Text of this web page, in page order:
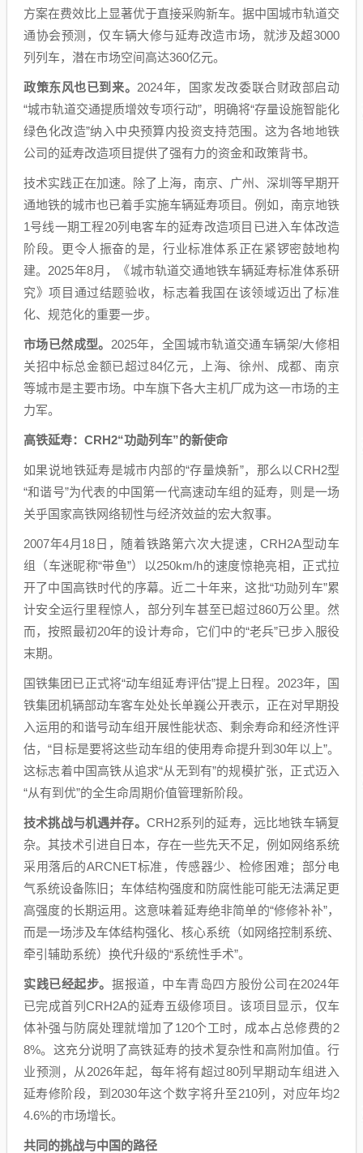
方案在费效比上显著优于直接采购新车。据中国城市轨道交
通协会预测，仅车辆大修与延寿改造市场，就涉及超3000
列列车，潜在市场空间高达360亿元。
政策东风也已到来。 2024年，国家发改委联合财政部启动
“城市轨道交通提质增效专项行动”，明确将“存量设施智能化
绿色化改造”纳入中央预算内投资支持范围。这为各地地铁
公司的延寿改造项目提供了强有力的资金和政策背书。
技术实践正在加速。除了上海，南京、广州、深圳等早期开
通地铁的城市也已着手实施车辆延寿项目。例如，南京地铁
1号线一期工程20列电客车的延寿改造项目已进入车体改造
阶段。更令人振奋的是，行业标准体系正在紧锣密鼓地构
建。2025年8月，《城市轨道交通地铁车辆延寿标准体系研
究》项目通过结题验收，标志着我国在该领域迈出了标准
化、规范化的重要一步。
市场已然成型。 2025年，全国城市轨道交通车辆架/大修相
关招中标总金额已超过84亿元，上海、徐州、成都、南京
等城市是主要市场。中车旗下各大主机厂成为这一市场的主
力军。
高铁延寿：CRH2“功勋列车”的新使命
如果说地铁延寿是城市内部的“存量焕新”，那么以CRH2型
“和谐号”为代表的中国第一代高速动车组的延寿，则是一场
关乎国家高铁网络韧性与经济效益的宏大叙事。
2007年4月18日，随着铁路第六次大提速，CRH2A型动车
组（车迷昵称“带鱼”）以250km/h的速度惊艳亮相，正式拉
开了中国高铁时代的序幕。近二十年来，这批“功勋列车”累
计安全运行里程惊人，部分列车甚至已超过860万公里。然
而，按照最初20年的设计寿命，它们中的“老兵”已步入服役
末期。
国铁集团已正式将“动车组延寿评估”提上日程。2023年，国
铁集团机辆部动车客车处处长单巍公开表示，正在对早期投
入运用的和谐号动车组开展性能状态、剩余寿命和经济性评
估，“目标是要将这些动车组的使用寿命提升到30年以上”。
这标志着中国高铁从追求“从无到有”的规模扩张，正式迈入
“从有到优”的全生命周期价值管理新阶段。
技术挑战与机遇并存。 CRH2系列的延寿，远比地铁车辆复
杂。其技术引进自日本，存在一些先天不足，例如网络系统
采用落后的ARCNET标准，传感器少、检修困难；部分电
气系统设备陈旧；车体结构强度和防腐性能可能无法满足更
高强度的长期运用。这意味着延寿绝非简单的“修修补补”，
而是一场涉及车体结构强化、核心系统（如网络控制系统、
牵引辅助系统）换代升级的“系统性手术”。
实践已经起步。 据报道，中车青岛四方股份公司在2024年
已完成首列CRH2A的延寿五级修项目。该项目显示，仅车
体补强与防腐处理就增加了120个工时，成本占总修费的2
8%。这充分说明了高铁延寿的技术复杂性和高附加值。行
业预测，从2026年起，每年将有超过80列早期动车组进入
延寿修阶段，到2030年这个数字将升至210列，对应年均2
4.6%的市场增长。
共同的挑战与中国的路径